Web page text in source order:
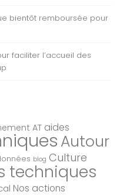
bientôt remboursée pour
faciliter l’accueil des
AT aides
Autour
blog Culture
techniques
Nos actions